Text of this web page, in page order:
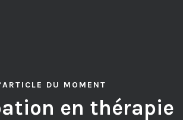
DU MOMENT
en thérapie